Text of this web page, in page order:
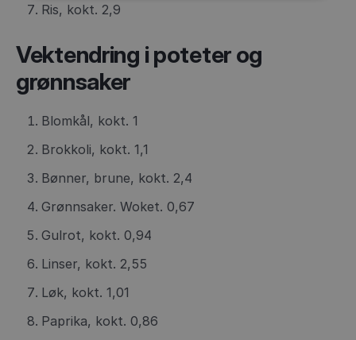
Ris, kokt. 2,9
Vektendring i poteter og
grønnsaker
Blomkål, kokt. 1
Brokkoli, kokt. 1,1
Bønner, brune, kokt. 2,4
Grønnsaker. Woket. 0,67
Gulrot, kokt. 0,94
Linser, kokt. 2,55
Løk, kokt. 1,01
Paprika, kokt. 0,86